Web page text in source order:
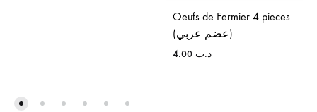
Oeufs de Fermier 4 pieces
(عضم عربي)
د.ت